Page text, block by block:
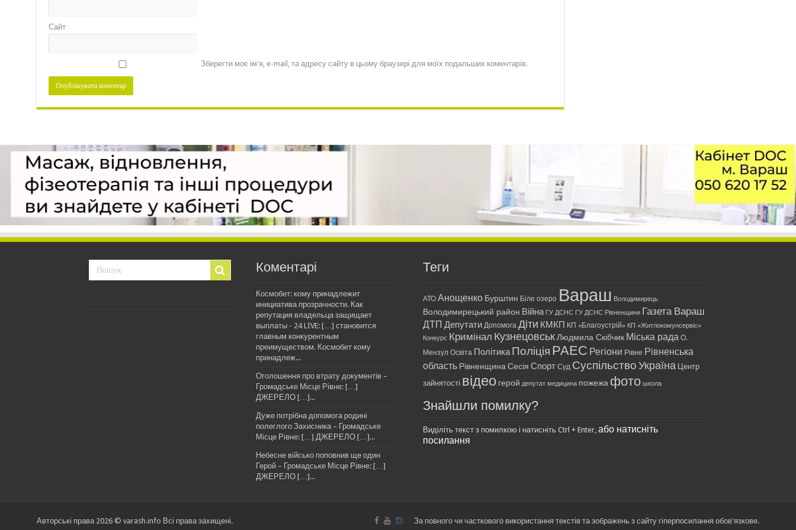
Сайт
Зберегти моє ім'я, e-mail, та адресу сайту в цьому браузері для моїх подальших коментарів.
Коментарі
Космобет: кому принадлежит
инициатива прозрачности. Как
репутация владельца защищает
выплаты - 24 LIVE: […] становится
главным конкурентным
преимуществом. Космобет кому
принадлеж...
Оголошення про втрату документів –
Громадське Місце Рівне: […]
ДЖЕРЕЛО […]...
Дуже потрібна допомога родині
полеглого Захисника – Громадське
Місце Рівне: […] ДЖЕРЕЛО […]...
Небесне військо поповнив ще один
Герой – Громадське Місце Рівне: […]
ДЖЕРЕЛО […]...
Теги
АТО Анощенко Бурштин Біле озеро Вараш Володимирець
Володимирецький район Війна ГУ ДСНС ГУ ДСНС Рівненщини Газета Вараш
ДТП Депутати Допомога Діти КМКП КП «Благоустрій» КП «Житлокомунсервіс»
Конкурс Кримінал Кузнецовськ Людмила Скібчик Міська рада О.
Мензул Освіта Політика Поліція РАЕС Регіони Рівне Рівненська
область Рівненщина Сесія Спорт Суд Суспільство Україна Центр
зайнятості відео герой депутат медицина пожежа фото школа
Знайшли помилку?
Виділіть текст з помилкою і натисніть Ctrl + Enter, або натисніть
посилання
За повного чи часткового використання текстів та зображень з сайту гіперпосилання обов'язкове.
Авторські права 2026 © varash.info Всі права захищені.